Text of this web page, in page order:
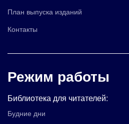
План выпуска изданий
Контакты
Режим работы
Библиотека для читателей:
Будние дни